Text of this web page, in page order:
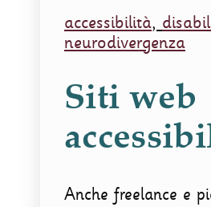
accessibilità,
neurodivergenza
Siti web
Anche freelance e